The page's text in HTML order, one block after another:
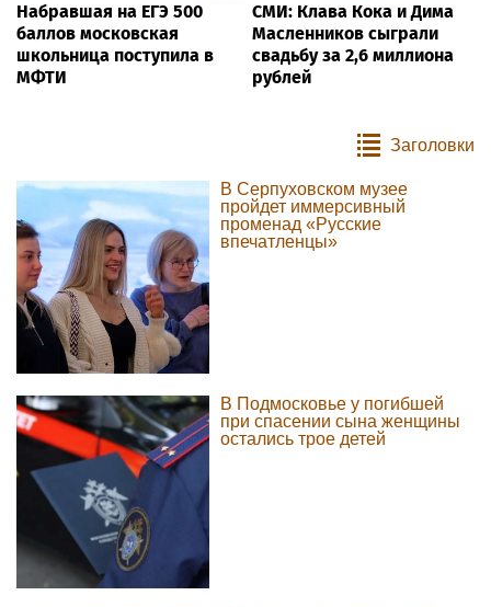
Набравшая на ЕГЭ 500
баллов московская
школьница поступила в
МФТИ
СМИ: Клава Кока и Дима
Масленников сыграли
свадьбу за 2,6 миллиона
рублей
Заголовки
В Серпуховском музее
пройдет иммерсивный
променад «Русские
впечатленцы»
В Подмосковье у погибшей
при спасении сына женщины
остались трое детей